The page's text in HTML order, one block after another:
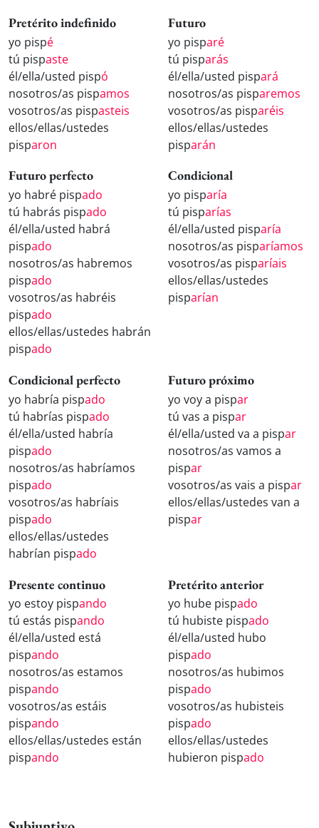
Pretérito indefinido
yo pispé
tú pispaste
él/ella/usted pispó
nosotros/as pispamos
vosotros/as pispasteis
ellos/ellas/ustedes
pisparon
Futuro
yo pisparé
tú pisparás
él/ella/usted pispará
nosotros/as pisparemos
vosotros/as pisparéis
ellos/ellas/ustedes
pisparán
Futuro perfecto
yo habré pispado
tú habrás pispado
él/ella/usted habrá
pispado
nosotros/as habremos
pispado
vosotros/as habréis
pispado
ellos/ellas/ustedes habrán
pispado
Condicional
yo pisparía
tú pisparías
él/ella/usted pisparía
nosotros/as pisparíamos
vosotros/as pisparíais
ellos/ellas/ustedes
pisparían
Condicional perfecto
yo habría pispado
tú habrías pispado
él/ella/usted habría
pispado
nosotros/as habríamos
pispado
vosotros/as habríais
pispado
ellos/ellas/ustedes
habrían pispado
Futuro próximo
yo voy a pispar
tú vas a pispar
él/ella/usted va a pispar
nosotros/as vamos a
pispar
vosotros/as vais a pispar
ellos/ellas/ustedes van a
pispar
Presente continuo
yo estoy pispando
tú estás pispando
él/ella/usted está
pispando
nosotros/as estamos
pispando
vosotros/as estáis
pispando
ellos/ellas/ustedes están
pispando
Pretérito anterior
yo hube pispado
tú hubiste pispado
él/ella/usted hubo
pispado
nosotros/as hubimos
pispado
vosotros/as hubisteis
pispado
ellos/ellas/ustedes
hubieron pispado